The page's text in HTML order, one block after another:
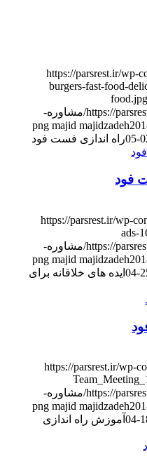
https://
burgers-fast-
https://parsrest.ir/wp-content/uploads/2026/07/مشاوره-
majid
اندازی فست فود
https://parsrest.ir/
https://parsrest.ir/wp-content/uploads/2026/07/مشاوره-
majid
های خلاقانه برای
https://parsrest.ir/
https://parsrest.ir/wp-content/uploads/2026/07/مشاوره-
majid
راه اندازی